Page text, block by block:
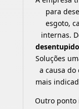
para
esgoto,
internas.
Soluções
a causa
mais
Outro ponto